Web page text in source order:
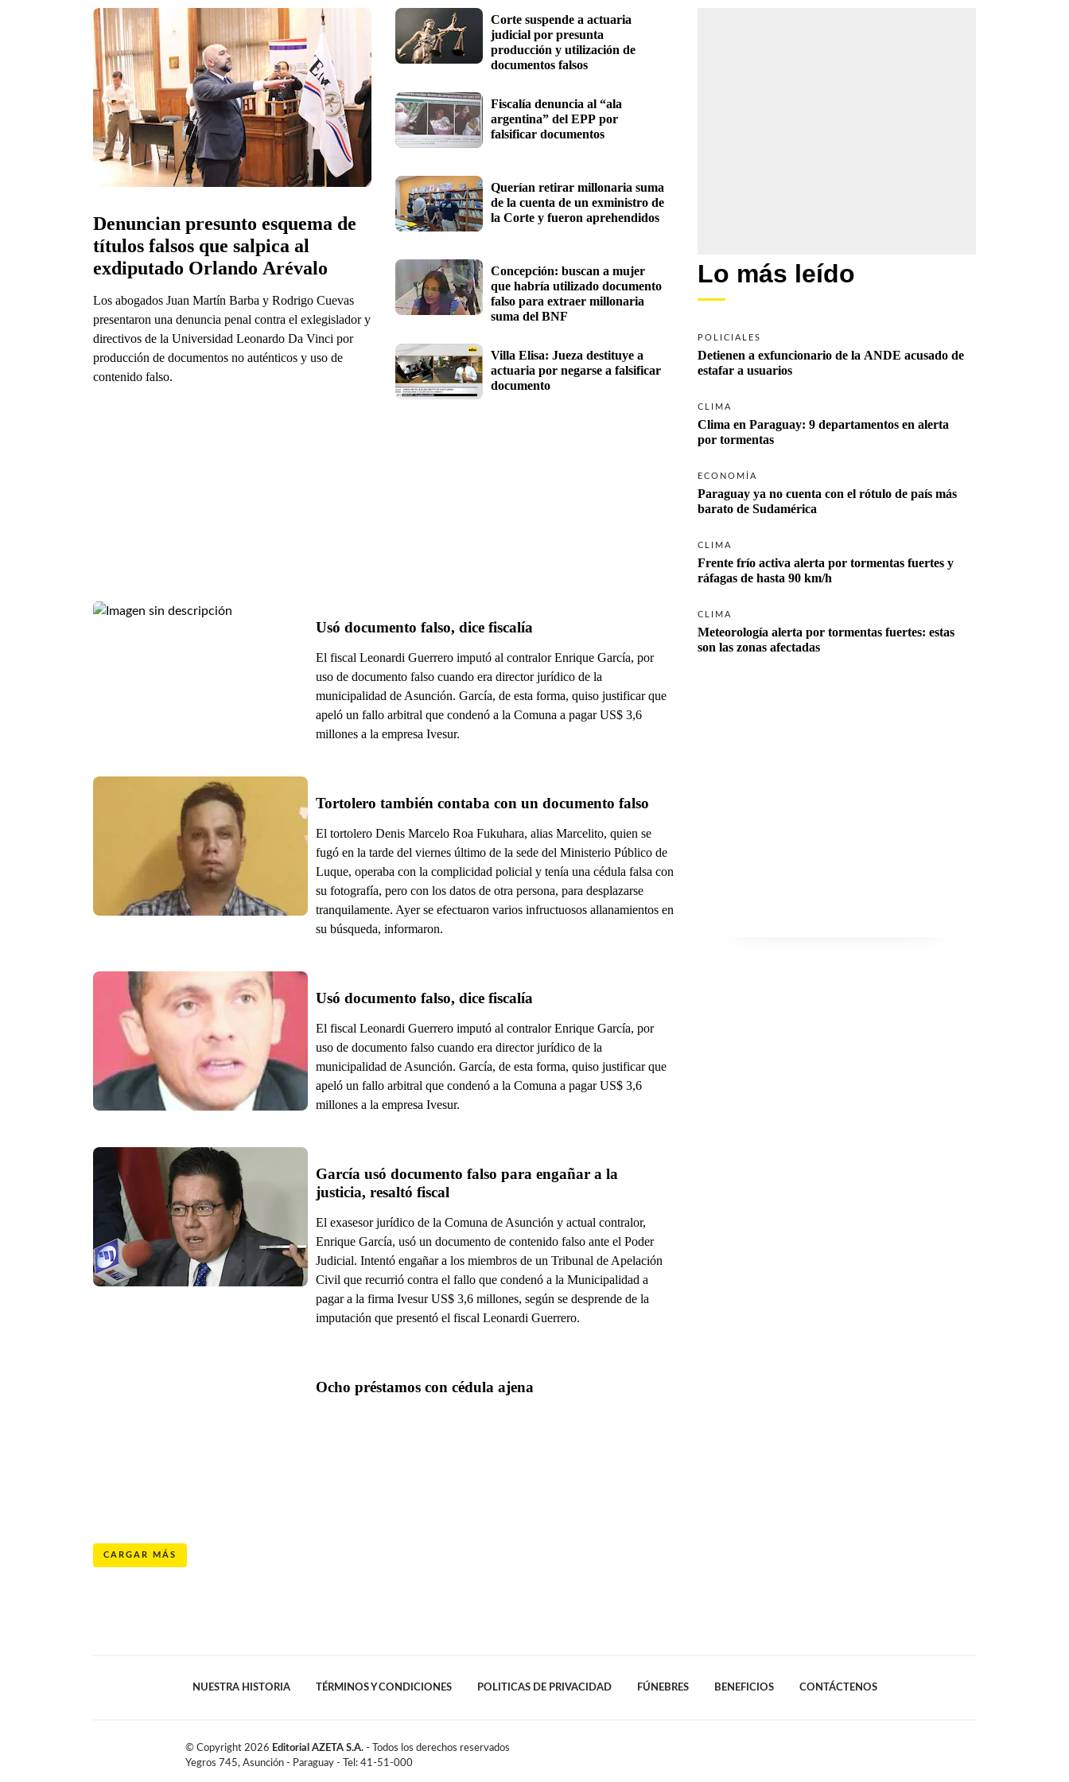
Denuncian presunto esquema de
títulos falsos que salpica al
exdiputado Orlando Arévalo
Los abogados Juan Martín Barba y Rodrigo Cuevas
presentaron una denuncia penal contra el exlegislador y
directivos de la Universidad Leonardo Da Vinci por
producción de documentos no auténticos y uso de
contenido falso.
Corte suspende a actuaria
judicial por presunta
producción y utilización de
Fiscalía denuncia al “ala
argentina” del EPP por
falsificar documentos
Querían retirar millonaria suma
de la cuenta de un exministro de
la Corte y fueron aprehendidos
Concepción: buscan a mujer
que habría utilizado documento
falso para extraer millonaria
Villa Elisa: Jueza destituye a
actuaria por negarse a falsificar
documento
Usó documento falso, dice fiscalía
El fiscal Leonardi Guerrero imputó al contralor Enrique García, por
uso de documento falso cuando era director jurídico de la
municipalidad de Asunción. García, de esta forma, quiso justificar que
apeló un fallo arbitral que condenó a la Comuna a pagar US$ 3,6
millones a la empresa Ivesur.
Tortolero también contaba con un documento falso
El tortolero Denis Marcelo Roa Fukuhara, alias Marcelito, quien se
fugó en la tarde del viernes último de la sede del Ministerio Público de
Luque, operaba con la complicidad policial y tenía una cédula falsa con
su fotografía, pero con los datos de otra persona, para desplazarse
tranquilamente. Ayer se efectuaron varios infructuosos allanamientos en
su búsqueda, informaron.
Usó documento falso, dice fiscalía
El fiscal Leonardi Guerrero imputó al contralor Enrique García, por
uso de documento falso cuando era director jurídico de la
municipalidad de Asunción. García, de esta forma, quiso justificar que
apeló un fallo arbitral que condenó a la Comuna a pagar US$ 3,6
millones a la empresa Ivesur.
García usó documento falso para engañar a la
justicia, resaltó fiscal
El exasesor jurídico de la Comuna de Asunción y actual contralor,
Enrique García, usó un documento de contenido falso ante el Poder
Judicial. Intentó engañar a los miembros de un Tribunal de Apelación
Civil que recurrió contra el fallo que condenó a la Municipalidad a
pagar a la firma Ivesur US$ 3,6 millones, según se desprende de la
imputación que presentó el fiscal Leonardi Guerrero.
Ocho préstamos con cédula ajena
CARGAR MÁS
Lo más leído
POLICIALES
Detienen a exfuncionario de la ANDE acusado de
estafar a usuarios
CLIMA
Clima en Paraguay: 9 departamentos en alerta
por tormentas
ECONOMÍA
Paraguay ya no cuenta con el rótulo de país más
barato de Sudamérica
CLIMA
Frente frío activa alerta por tormentas fuertes y
ráfagas de hasta 90 km/h
CLIMA
Meteorología alerta por tormentas fuertes: estas
son las zonas afectadas
NUESTRA HISTORIA TÉRMINOS Y CONDICIONES POLITICAS DE PRIVACIDAD FÚNEBRES BENEFICIOS CONTÁCTENOS
© Copyright 2026 Editorial AZETA S.A. - Todos los derechos reservados
Yegros 745, Asunción - Paraguay - Tel: 41-51-000